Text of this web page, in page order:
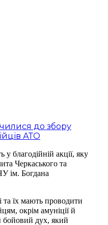
благодійній акції, яку
Черкаського та
ім. Богдана
та їх мають проводити
окрім амуніції й
бойовий дух, який